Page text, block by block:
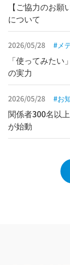
【ご協力のお
について
2026/05/28 メ
「使ってみた
の実力
2026/05/28 お
関係者300名以
が始動